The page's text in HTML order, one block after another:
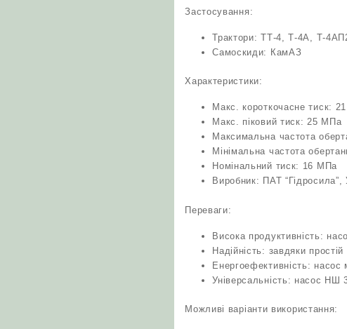
Застосування:
Трактори: ТТ-4, Т-4А, Т-
Самоскиди: КамАЗ
Характеристики:
Макс. короткочасне тиск:
Макс. піковий тиск: 25 МПа
Максимальна частота
Мінімальна частота
Номінальний тиск: 16 МПа
Виробник: ПАТ
Переваги:
Висока продуктивність:
Надійність: завдяки
Енергоефективність: насос
Універсальність: насос НШ
Можливі варіанти використання: